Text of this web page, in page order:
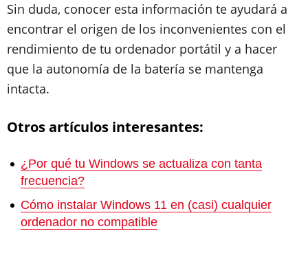
Sin duda, conocer esta información te ayudará a
encontrar el origen de los inconvenientes con el
rendimiento de tu ordenador portátil y a hacer
que la autonomía de la batería se mantenga
intacta.
Otros artículos interesantes:
¿Por qué tu Windows se actualiza con tanta
frecuencia?
Cómo instalar Windows 11 en (casi) cualquier
ordenador no compatible